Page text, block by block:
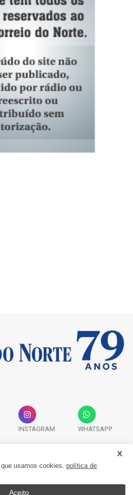
INSTAGRAM WHATSAPP
Conosco Quem Somos
usamos cookies. política de
Aceito